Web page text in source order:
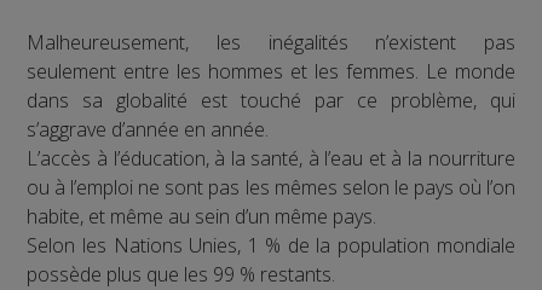
Malheureusement, les inégalités n’existent pas
seulement entre les hommes et les femmes. Le monde
dans sa globalité est touché par ce problème, qui
s’aggrave d’année en année.
L’accès à l’éducation, à la santé, à l’eau et à la nourriture
ou à l’emploi ne sont pas les mêmes selon le pays où l’on
habite, et même au sein d’un même pays.
Selon les Nations Unies, 1 % de la population mondiale
possède plus que les 99 % restants.